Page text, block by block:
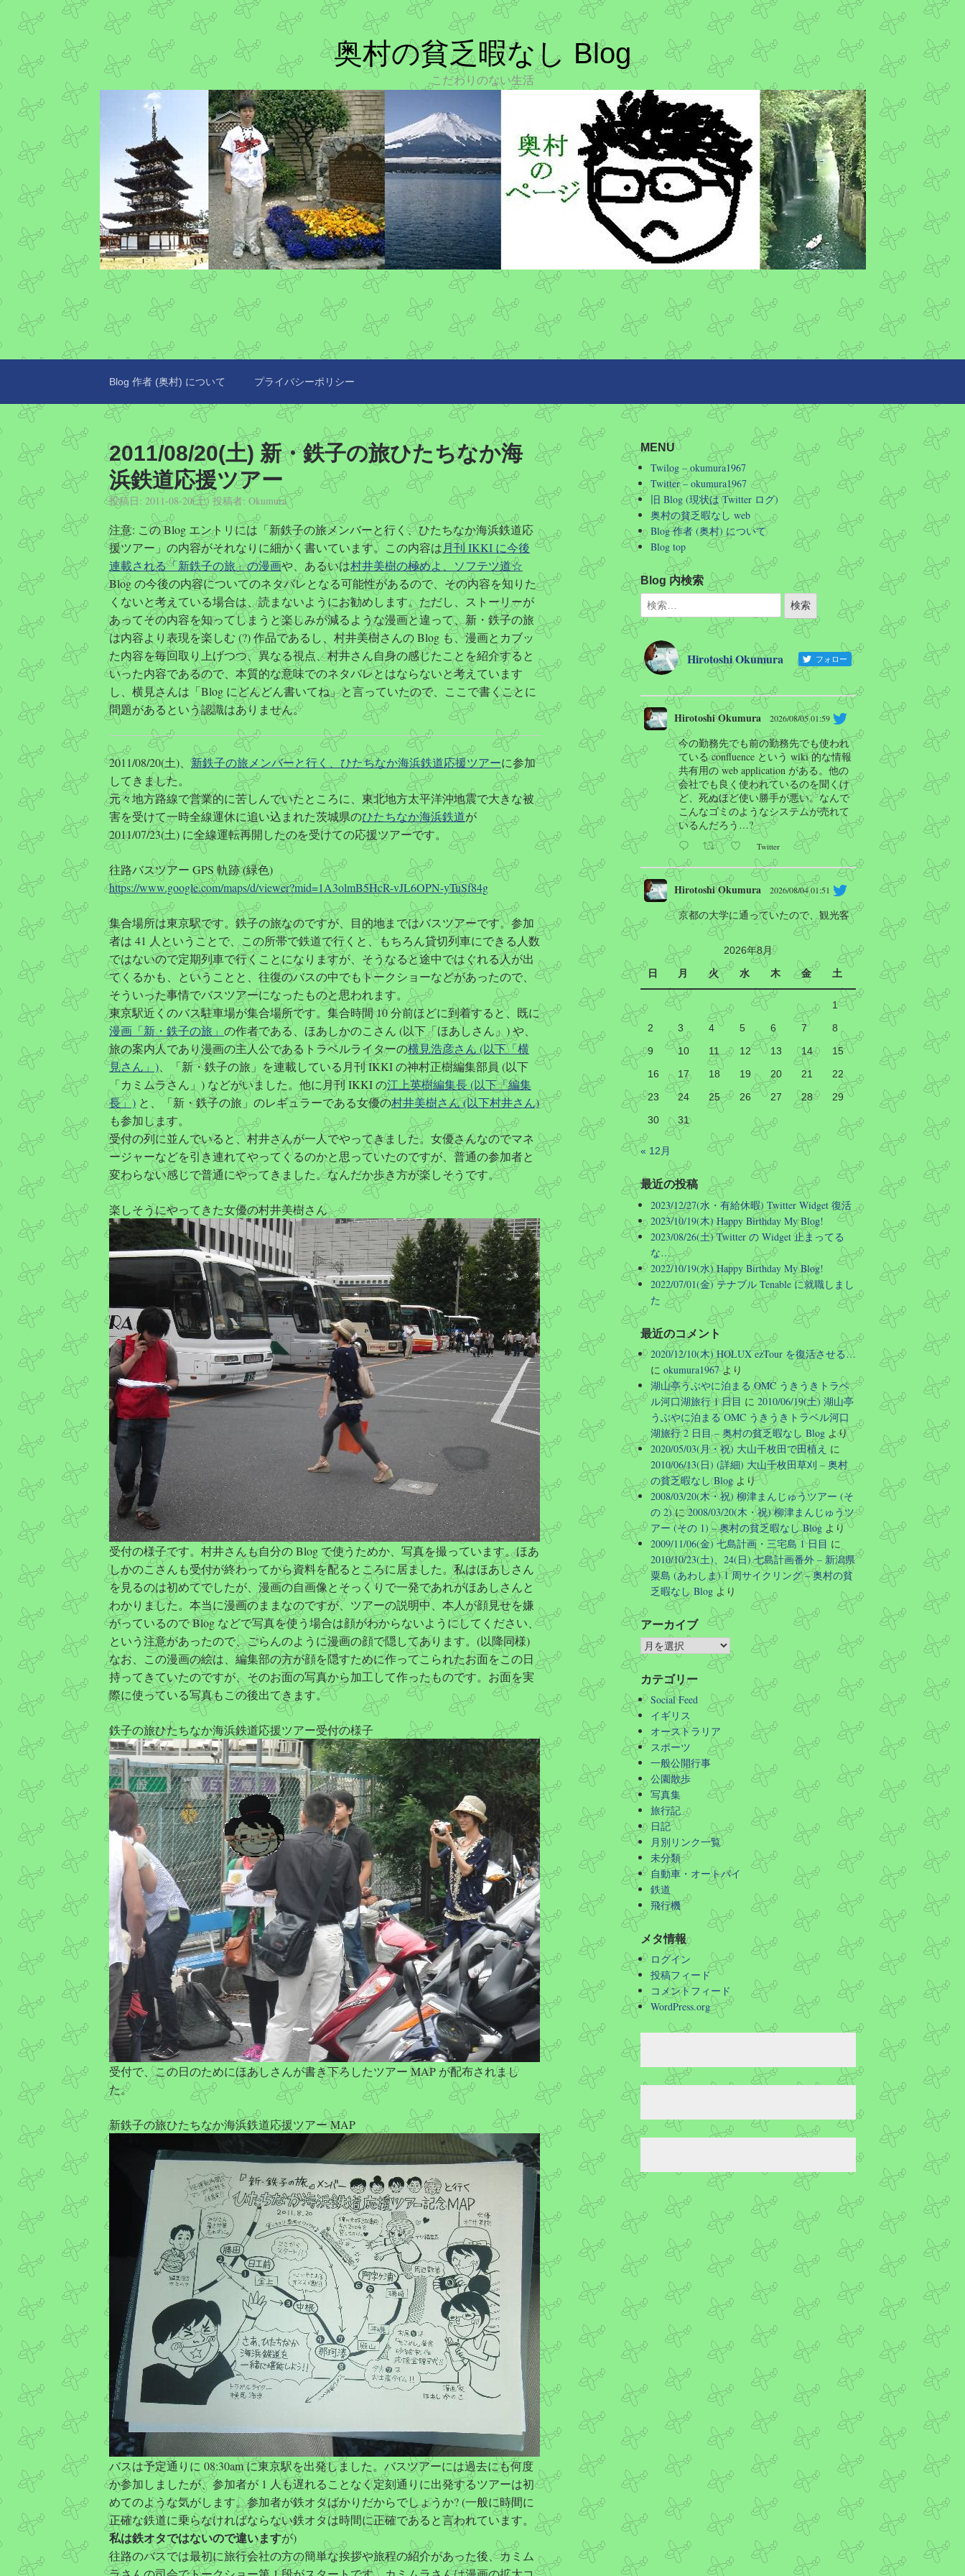
奥村の貧乏暇なし Blog
こだわりのない生活
Blog 作者 (奥村) について プライバシーポリシー
2011/08/20(土) 新・鉄子の旅ひたちなか海
浜鉄道応援ツアー
投稿日: 2011-08-20(土)投稿者: Okumura
注意: この Blog エントリには「新鉄子の旅メンバーと行く、ひたちなか海浜鉄道応
援ツアー」の内容がそれなりに細かく書いています。この内容は月刊 IKKI に今後
連載される「新鉄子の旅」の漫画や、あるいは村井美樹の極めよ、ソフテツ道☆
Blog の今後の内容についてのネタバレとなる可能性があるので、その内容を知りた
くないと考えている場合は、読まないようにお勧めします。ただし、ストーリーが
あってその内容を知ってしまうと楽しみが減るような漫画と違って、新・鉄子の旅
は内容より表現を楽しむ (?) 作品であるし、村井美樹さんの Blog も、漫画とカブッ
た内容を毎回取り上げつつ、異なる視点、村井さん自身の感じたことを紹介すると
いった内容であるので、本質的な意味でのネタバレとはならないと考えています
し、横見さんは「Blog にどんどん書いてね」と言っていたので、ここで書くことに
問題があるという認識はありません。
2011/08/20(土)、新鉄子の旅メンバーと行く、ひたちなか海浜鉄道応援ツアーに参加
してきました。
元々地方路線で営業的に苦しんでいたところに、東北地方太平洋沖地震で大きな被
害を受けて一時全線運休に追い込まれた茨城県のひたちなか海浜鉄道が
2011/07/23(土) に全線運転再開したのを受けての応援ツアーです。
往路バスツアー GPS 軌跡 (緑色)
https://www.google.com/maps/d/viewer?mid=1A3olmB5HcR-vJL6OPN-yTuSf84g
集合場所は東京駅です。鉄子の旅なのですが、目的地まではバスツアーです。参加
者は 41 人ということで、この所帯で鉄道で行くと、もちろん貸切列車にできる人数
ではないので定期列車で行くことになりますが、そうなると途中ではぐれる人が出
てくるかも、ということと、往復のバスの中でもトークショーなどがあったので、
そういった事情でバスツアーになったものと思われます。
東京駅近くのバス駐車場が集合場所です。集合時間 10 分前ほどに到着すると、既に
漫画「新・鉄子の旅」 の作者である、ほあしかのこさん (以下「ほあしさん」) や、
旅の案内人であり漫画の主人公であるトラベルライターの横見浩彦さん (以下「横
見さん」) 、「新・鉄子の旅」を連載している月刊 IKKI の神村正樹編集部員 (以下
「カミムラさん」) などがいました。他に月刊 IKKI の江上英樹編集長 (以下「編集
長」) と、「新・鉄子の旅」のレギュラーである女優の村井美樹さん (以下村井さん)
も参加します。
受付の列に並んでいると、村井さんが一人でやってきました。女優さんなのでマネ
ージャーなどを引き連れてやってくるのかと思っていたのですが、普通の参加者と
変わらない感じで普通にやってきました。なんだか歩き方が楽しそうです。
楽しそうにやってきた女優の村井美樹さん
受付の様子です。村井さんも自分の Blog で使うためか、写真を撮っています。ほあ
しかのこさんも受付が終わってから資料を配るところに居ました。私はほあしさん
を見るのは初めてでしたが、漫画の自画像とそっくりで一発であれがほあしさんと
わかりました。本当に漫画のままなのですが、ツアーの説明中、本人が顔見せを嫌
がっているので Blog などで写真を使う場合は顔がわからないようにしてください、
という注意があったので、ごらんのように漫画の顔で隠してあります。(以降同様)
なお、この漫画の絵は、編集部の方が顔を隠すために作ってこられたお面をこの日
持ってきていたのですが、そのお面の写真から加工して作ったものです。お面を実
際に使っている写真もこの後出てきます。
鉄子の旅ひたちなか海浜鉄道応援ツアー受付の様子
受付で、この日のためにほあしさんが書き下ろしたツアー MAP が配布されまし
た。
新鉄子の旅ひたちなか海浜鉄道応援ツアー MAP
バスは予定通りに 08:30am に東京駅を出発しました。バスツアーには過去にも何度
か参加しましたが、参加者が 1 人も遅れることなく定刻通りに出発するツアーは初
めてのような気がします。参加者が鉄オタばかりだからでしょうか? (一般に時間に
正確な鉄道に乗らなければならない鉄オタは時間に正確であると言われています。
私は鉄オタではないので違いますが)
往路のバスでは最初に旅行会社の方の簡単な挨拶や旅程の紹介があった後、カミム
MENU
Twilog – okumura1967
Twitter – okumura1967
旧 Blog (現状は Twitter ログ)
奥村の貧乏暇なし web
Blog 作者 (奥村) について
Blog top
Blog 内検索
Hirotoshi Okumura フォロー
Hirotoshi Okumura 2026/08/05 01:59
今の勤務先でも前の勤務先でも使われ
ている confluence という wiki 的な情報
共有用の web application がある。他の
会社でも良く使われているのを聞くけ
ど、死ぬほど使い勝手が悪い。なんで
こんなゴミのようなシステムが売れて
いるんだろう…?
Twitter
Hirotoshi Okumura 2026/08/04 01:51
京都の大学に通っていたので、観光客
に京都駅などで「四条に行きたい」と
聞かれたことはあるけど、京都外の人
の言う四条はほぼ四条河原町の事だと
知っているので「四条河原町でいいで
すか?」と聞き返して案内していた。
京都の人は観光客にはたぶん皆同様に
対応するので顔が曇ることは無いと思
うけど…
Manabu INOUE
@kasobus
京都で「四条に行きたいんですけ
ど」と質問されても市民の顔が曇
る理由がこれ
四条通は長く、四条駅に祇園四条
駅もあるのです
バス停に至っては図の通り
ですので「四条のバス停に…」な
どど京都駅で質問されても「どの
四条ですか」としか答えようがな
いのです
なお、町名だけ聞かれても同様で
す
Hirotoshi Okumura 2026/08/03 06:31
このような SPAMMER を支援するよ
うな活動 (高名な公共イベントで実際
に使用していたドメインのリリース)
を国の公共機関といってよい団体がや
るということ自体を違法にする必要が
あるのでは…? ドメイン管理料なんて
年に数千円なんだから、国の予算で永
久に保持しろよ…
Twitter
さらに読み込む
2026年8月
日
月 火 水 木 金 土
1
2
3 4 5 6 7
8
9
10 11 12 13 14
15
16
17 18 19 20 21
22
23
24 25 26 27 28
29
30
31
« 12月
最近の投稿
2023/12/27(水・有給休暇) Twitter Widget 復活
2023/10/19(木) Happy Birthday My Blog!
2023/08/26(土) Twitter の Widget 止まってる
な…
2022/10/19(水) Happy Birthday My Blog!
2022/07/01(金) テナブル Tenable に就職しまし
た
最近のコメント
2020/12/10(木) HOLUX ezTour を復活させる…
に okumura1967より
湖山亭うぶやに泊まる OMC うきうきトラベ
ル河口湖旅行 1 日目 に 2010/06/19(土) 湖山亭
うぶやに泊まる OMC うきうきトラベル河口
湖旅行 2 日目 – 奥村の貧乏暇なし Blog より
2020/05/03(月・祝) 大山千枚田で田植え に
2010/06/13(日) (詳細) 大山千枚田草刈 – 奥村
の貧乏暇なし Blogより
2008/03/20(木・祝) 柳津まんじゅうツアー (そ
の 2)に2008/03/20(木・祝) 柳津まんじゅうツ
アー (その 1) – 奥村の貧乏暇なし Blog より
2009/11/06(金) 七島計画・三宅島 1 日目 に
2010/10/23(土)、24(日) 七島計画番外 – 新潟県
粟島 (あわしま) 1 周サイクリング – 奥村の貧
乏暇なし Blog より
アーカイブ
カテゴリー
Social Feed
イギリス
オーストラリア
スポーツ
一般公開行事
公園散歩
写真集
旅行記
日記
月別リンク一覧
未分類
自動車・オートバイ
鉄道
飛行機
メタ情報
ログイン
投稿フィード
コメントフィード
WordPress.org